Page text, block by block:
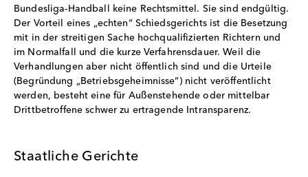
Bundesliga-Handball keine Rechtsmittel. Sie sind endgültig.
Der Vorteil eines „echten“ Schiedsgerichts ist die Besetzung
mit in der streitigen Sache hochqualifizierten Richtern und
im Normalfall und die kurze Verfahrensdauer. Weil die
Verhandlungen aber nicht öffentlich sind und die Urteile
(Begründung „Betriebsgeheimnisse“) nicht veröffentlicht
werden, besteht eine für Außenstehende oder mittelbar
Drittbetroffene schwer zu ertragende Intransparenz.
Staatliche Gerichte